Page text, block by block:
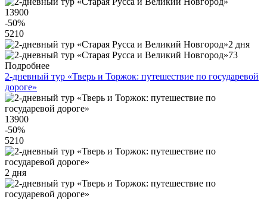
13900
-50%
5210
2 дня
73
Подробнее
2-дневный тур «Тверь и Торжок: путешествие по государевой
дороге»
13900
-50%
5210
2 дня